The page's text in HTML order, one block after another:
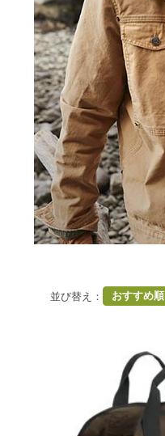
並び替え ： おすすめ順